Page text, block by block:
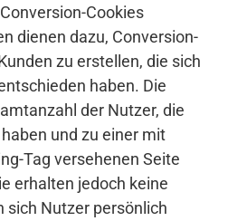
Cookies
dienen dazu, Conversion-
zu erstellen, die sich
haben. Die
der Nutzer, die
und zu einer mit
Tag versehenen Seite
erhalten jedoch keine
sich Nutzer persönlich